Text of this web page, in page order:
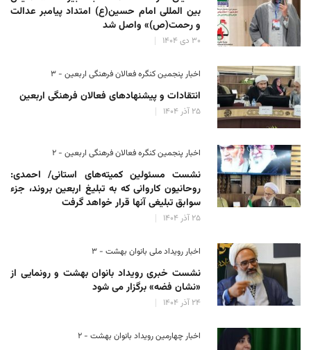
بین المللی امام حسین(ع) امتداد پیامبر عدالت
و رحمت(ص)» واصل شد
۳۰ دی ۱۴۰۴
اخبار پنجمین کنگره فعالان فرهنگی اربعین - ۳
انتقادات و پیشنهادهای فعالان فرهنگی اربعین
۲۵ آذر ۱۴۰۴
اخبار پنجمین کنگره فعالان فرهنگی اربعین - ۲
نشست مسئولین کمیته‌های استانی/ احمدی:
روحانیون کاروانی که به تبلیغ اربعین بروند، جزء
سوابق تبلیغی آنها قرار خواهد گرفت
۲۵ آذر ۱۴۰۴
اخبار رویداد ملی بانوان بهشت - ۳
نشست خبری رویداد بانوان بهشت و رونمایی از
«نشان فضه» برگزار می شود
۲۴ آذر ۱۴۰۴
اخبار چهارمین رویداد بانوان بهشت - ۲